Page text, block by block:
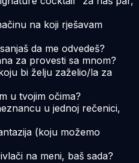
na koji rješavam
da me odvedeš?
za provesti sa mnom?
bi želju zaželio/la za
u tvojim očima?
u jednoj rečenici,
(koju možemo
na meni, baš sada?